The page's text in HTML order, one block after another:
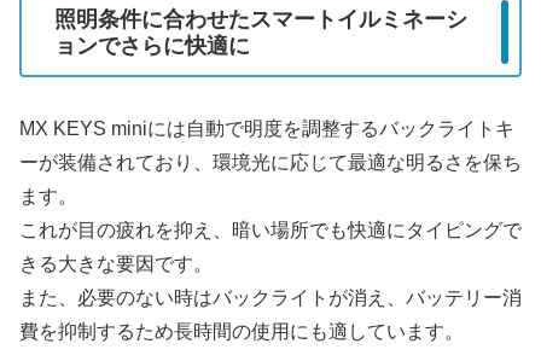
照明条件に合わせたスマートイルミネーシ
ョンでさらに快適に
MX KEYS miniには自動で明度を調整するバックライトキ
ーが装備されており、環境光に応じて最適な明るさを保ち
ます。
これが目の疲れを抑え、暗い場所でも快適にタイピングで
きる大きな要因です。
また、必要のない時はバックライトが消え、バッテリー消
費を抑制するため長時間の使用にも適しています。